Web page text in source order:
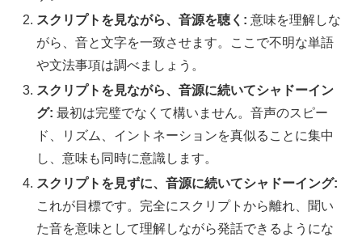
スクリプトを見ながら、音源を聴く: 意味を理解しな
がら、音と文字を一致させます。ここで不明な単語
や文法事項は調べましょう。
スクリプトを見ながら、音源に続いてシャドーイン
グ: 最初は完璧でなくて構いません。音声のスピー
ド、リズム、イントネーションを真似ることに集中
し、意味も同時に意識します。
スクリプトを見ずに、音源に続いてシャドーイング:
これが目標です。完全にスクリプトから離れ、聞い
た音を意味として理解しながら発話できるようにな